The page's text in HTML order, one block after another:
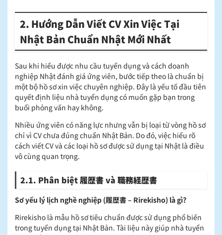
2. Hướng Dẫn Viết CV Xin Việc Tại
Nhật Bản Chuẩn Nhật Mới Nhất
Sau khi hiểu được nhu cầu tuyển dụng và cách doanh
nghiệp Nhật đánh giá ứng viên, bước tiếp theo là chuẩn bị
một bộ hồ sơ xin việc chuyên nghiệp. Đây là yếu tố đầu tiên
quyết định liệu nhà tuyển dụng có muốn gặp bạn trong
buổi phỏng vấn hay không.
Nhiều ứng viên có năng lực nhưng vẫn bị loại từ vòng hồ sơ
chỉ vì CV chưa đúng chuẩn Nhật Bản. Do đó, việc hiểu rõ
cách viết CV và các loại hồ sơ được sử dụng tại Nhật là điều
vô cùng quan trọng.
2.1. Phân biệt 履歴書 và 職務経歴書
Sơ yếu lý lịch nghề nghiệp (履歴書 – Rirekisho) là gì?
Rirekisho là mẫu hồ sơ tiêu chuẩn được sử dụng phổ biến
trong tuyển dụng tại Nhật Bản. Tài liệu này giúp nhà tuyển